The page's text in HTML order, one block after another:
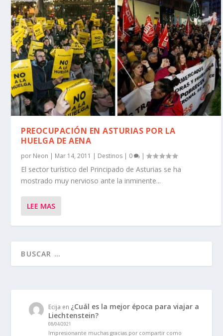
PREOCUPACIÓN EN ASTURIAS POR LA
HUELGA DE AENA
por Neon | Mar 14, 2011 | Destinos | 0 |
El sector turístico del Principado de Asturias se ha
mostrado muy nervioso ante la inminente...
LEE MAS
Ecija en ¿Cuál es la mejor época para viajar a
Liechtenstein?
08/04/2021
Impresionante muchas gracias por compartir como